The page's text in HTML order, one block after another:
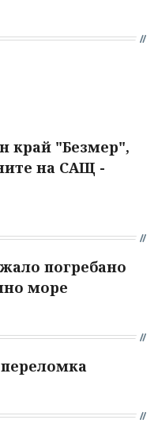
край "Безмер",
на САЩ -
погребано
море